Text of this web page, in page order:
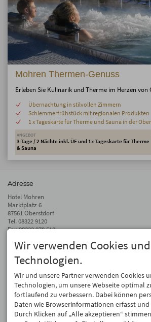
Mohren Thermen-Genuss
Erleben Sie Kulinarik und Therme im Herzen von
Übernachtung in stilvollen Zimmern
Schlemmerfrühstück mit regionalen Produkten
1 x Tageskarte für Therme und Sauna in der
ANGEBOT
3 Tage / 2 Nächte inkl. ÜF und 1x Tageskarte für Therme
& Sauna
Adresse
Hotel Mohren
Marktplatz 6
87561 Oberstdorf
Tel. 08322 9120
Fax 08322 978 510
info@hotel-mohren.de
Auf dem Laufenden bleiben
Wir geben Ihre E-Mail-Adresse nicht weiter. Wir mögen
Versprochen! Eine Abmeldung ist jederzeit möglich.
Anmelden
Wir verwenden Cookies
Technologien.
Wir und unsere Partner verwenden Cookies
Technologien, um unsere Webseite optimal
fortlaufend zu verbessern. Dabei können
Daten wie Browserinformationen erfasst
Durch Klicken auf „Alle akzeptieren“